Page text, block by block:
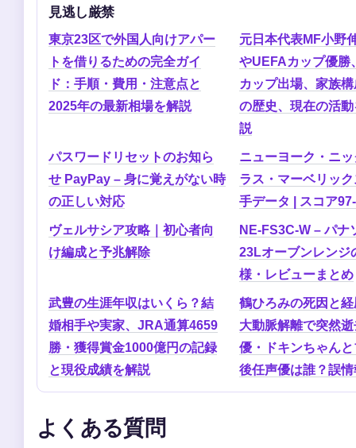
見逃し厳禁
東京23区で外国人向けアパー
トを借りるための完全ガイ
ド：手順・費用・注意点と
2025年の最新相場を解説
元日本代表MF小野
やUEFAカップ優勝
カップ出場、家族
の歴史、現在の活
説
パスワードリセットのお知ら
せ PayPay – 身に覚えがない時
の正しい対応
ニューヨーク・ニ
ラス・マーベリッ
手データ | スコア
ヴェルサシア攻略｜初心者向
け編成と予兆解除
NE-FS3C-W – パナ
23Lオーブンレンジ
様・レビューまとめ
武豊の生涯年収はいくら？結
婚相手や実家、JRA通算4659
勝・獲得賞金1000億円の記録
と現役成績を解説
鶴ひろみの死因と
大動脈解離で突然
優・ドキンちゃん
後任声優は誰？誤
よくある質問